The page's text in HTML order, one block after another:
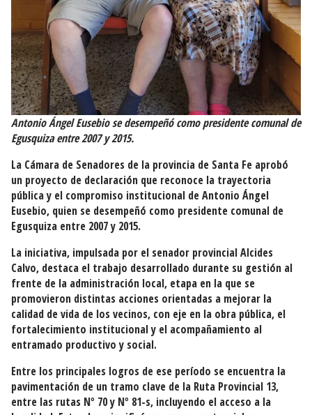
Antonio Ángel Eusebio se desempeñó como presidente comunal de
Egusquiza entre 2007 y 2015.
La Cámara de Senadores de la provincia de Santa Fe aprobó
un proyecto de declaración que reconoce la trayectoria
pública y el compromiso institucional de Antonio Ángel
Eusebio, quien se desempeñó como presidente comunal de
Egusquiza entre 2007 y 2015.
La iniciativa, impulsada por el senador provincial Alcides
Calvo, destaca el trabajo desarrollado durante su gestión al
frente de la administración local, etapa en la que se
promovieron distintas acciones orientadas a mejorar la
calidad de vida de los vecinos, con eje en la obra pública, el
fortalecimiento institucional y el acompañamiento al
entramado productivo y social.
Entre los principales logros de ese período se encuentra la
pavimentación de un tramo clave de la Ruta Provincial 13,
entre las rutas Nº 70 y Nº 81-s, incluyendo el acceso a la